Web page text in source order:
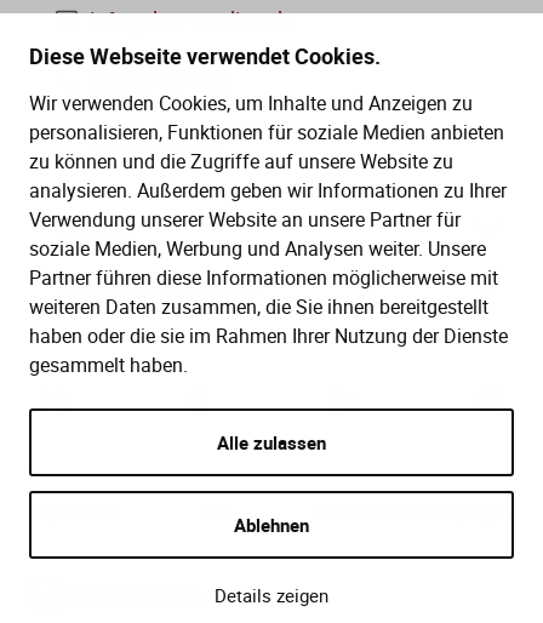
Diese Webseite verwendet Cookies.
Wir verwenden Cookies, um Inhalte und Anzeigen zu
personalisieren, Funktionen für soziale Medien anbieten
zu können und die Zugriffe auf unsere Website zu
analysieren. Außerdem geben wir Informationen zu Ihrer
Verwendung unserer Website an unsere Partner für
soziale Medien, Werbung und Analysen weiter. Unsere
Partner führen diese Informationen möglicherweise mit
weiteren Daten zusammen, die Sie ihnen bereitgestellt
haben oder die sie im Rahmen Ihrer Nutzung der Dienste
gesammelt haben.
Alle zulassen
Ablehnen
Details zeigen
info@dws-medien.de
Mo.–Do. 08:00–16:00 Uhr
Fr. 08:00–13:30 Uhr
SERVICE
Hilfe (FAQ)
Gesetze
Kontakt
KAUF UND BESTELLUNG
Versand und Lieferung